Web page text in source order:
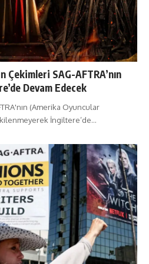
Çekimleri SAG-AFTRA’nın
Devam Edecek
(Amerika Oyuncular
İngiltere’de…